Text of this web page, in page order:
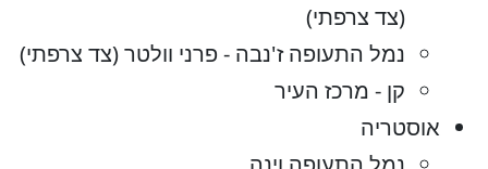
(צד צרפתי)
נמל התעופה ז'נבה - פרני וולטר (צד צרפתי)
קן - מרכז העיר
אוסטריה